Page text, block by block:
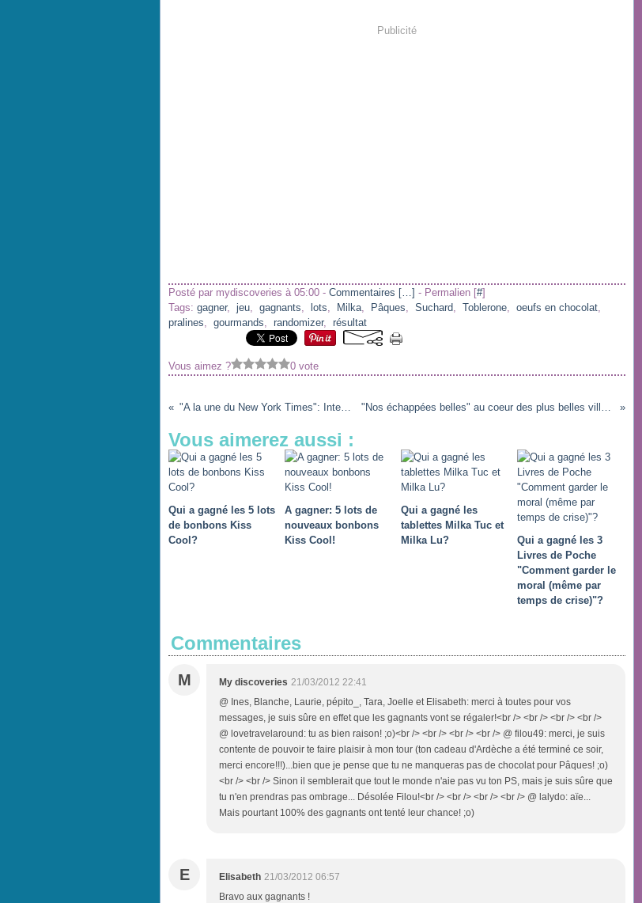
Publicité
Posté par mydiscoveries à 05:00 - Commentaires […] - Permalien [#]
Tags: gagner, jeu, gagnants, lots, Milka, Pâques, Suchard, Toblerone, oeufs en chocolat,
pralines, gourmands, randomizer, résultat
Vous aimez ? 0 vote
"A la une du New York Times": Internet va-t-il bientôt tuer les journaux? "Nos échappées belles" au coeur des plus belles villes d'Europe: un livre hybride pour les globe-trotters!
Vous aimerez aussi :
Qui a gagné les 5 lots
de bonbons Kiss
Cool?
A gagner: 5 lots de
nouveaux bonbons
Kiss Cool!
Qui a gagné les
tablettes Milka Tuc et
Milka Lu?
Qui a gagné les 3
Livres de Poche
"Comment garder le
moral (même par
temps de crise)"?
Commentaires
M My discoveries 21/03/2012 22:41
@ Ines, Blanche, Laurie, pépito_, Tara, Joelle et Elisabeth: merci à toutes pour vos
messages, je suis sûre en effet que les gagnants vont se régaler!<br /> <br /> <br /> <br />
@ lovetravelaround: tu as bien raison! ;o)<br /> <br /> <br /> <br /> @ filou49: merci, je suis
contente de pouvoir te faire plaisir à mon tour (ton cadeau d'Ardèche a été terminé ce soir,
merci encore!!!)...bien que je pense que tu ne manqueras pas de chocolat pour Pâques! ;o)
<br /> <br /> Sinon il semblerait que tout le monde n'aie pas vu ton PS, mais je suis sûre que
tu n'en prendras pas ombrage... Désolée Filou!<br /> <br /> <br /> <br /> @ lalydo: aïe...
Mais pourtant 100% des gagnants ont tenté leur chance! ;o)
E Elisabeth 21/03/2012 06:57
Bravo aux gagnants !